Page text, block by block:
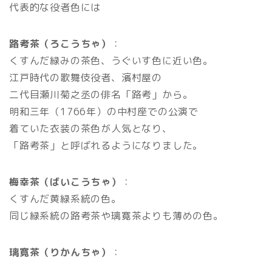
代表的な役者色には
路考茶（ろこうちゃ）
：
くすんだ緑みの茶色、うぐいす色に近い色。
江戸時代の歌舞伎役者、濱村屋の
二代目瀬川菊之丞の俳名「路考」から。
明和三年（1766年）の中村座での公演で
着ていた衣装の茶色が人気となり、
「路考茶」と呼ばれるようになりました。
梅幸茶（ばいこうちゃ）
：
くすんだ黄緑系統の色。
同じ緑系統の路考茶や璃寛茶よりも薄めの色。
璃寛茶（りかんちゃ）
：